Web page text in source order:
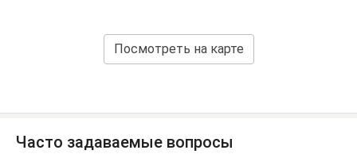
Посмотреть на карте
Часто задаваемые вопросы